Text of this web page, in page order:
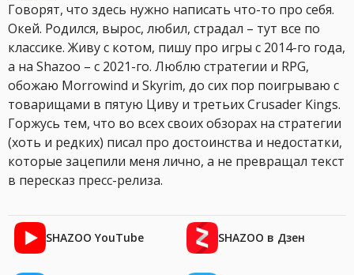
Говорят, что здесь нужно написать что-то про себя.
Окей. Родился, вырос, любил, страдал – тут все по
классике. Живу с котом, пишу про игры с 2014-го года,
а на Shazoo – с 2021-го. Люблю стратегии и RPG,
обожаю Morrowind и Skyrim, до сих пор поигрываю с
товарищами в пятую Циву и третьих Crusader Kings.
Горжусь тем, что во всех своих обзорах на стратегии
(хоть и редких) писал про достоинства и недостатки,
которые зацепили меня лично, а не превращал текст
в пересказ пресс-релиза.
SHAZOO YouTube SHAZOO в Дзен